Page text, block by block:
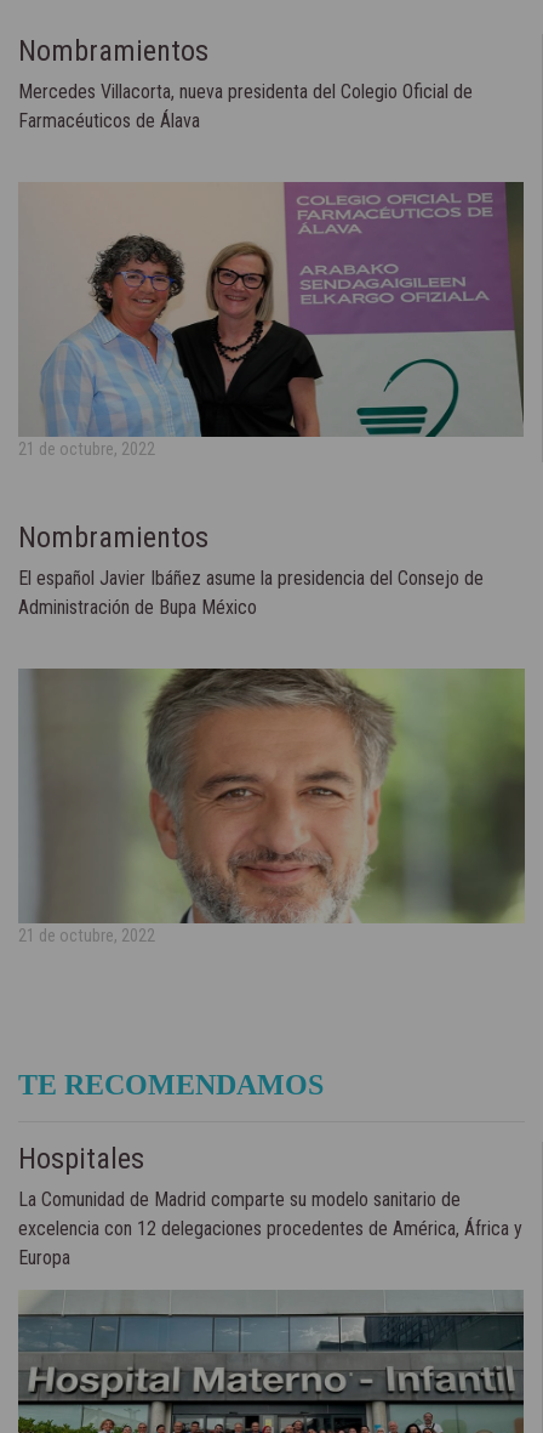
Nombramientos
Mercedes Villacorta, nueva presidenta del Colegio Oficial de
Farmacéuticos de Álava
21 de octubre, 2022
Nombramientos
El español Javier Ibáñez asume la presidencia del Consejo de
Administración de Bupa México
21 de octubre, 2022
TE RECOMENDAMOS
Hospitales
La Comunidad de Madrid comparte su modelo sanitario de
excelencia con 12 delegaciones procedentes de América, África y
Europa